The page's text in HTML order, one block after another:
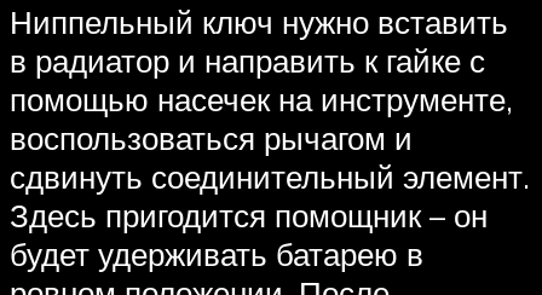
Ниппельный ключ нужно вставить
в радиатор и направить к гайке с
помощью насечек на инструменте,
воспользоваться рычагом и
сдвинуть соединительный элемент.
Здесь пригодится помощник – он
будет удерживать батарею в